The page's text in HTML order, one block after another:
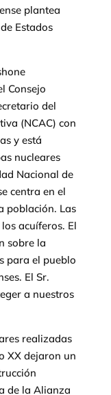
plantea
Estados
Consejo
del
(NCAC) con
y está
nucleares
Nacional de
centra en el
población. Las
acuíferos. El
sobre la
para el pueblo
El Sr.
a nuestros
realizadas
XX dejaron un
de la Alianza